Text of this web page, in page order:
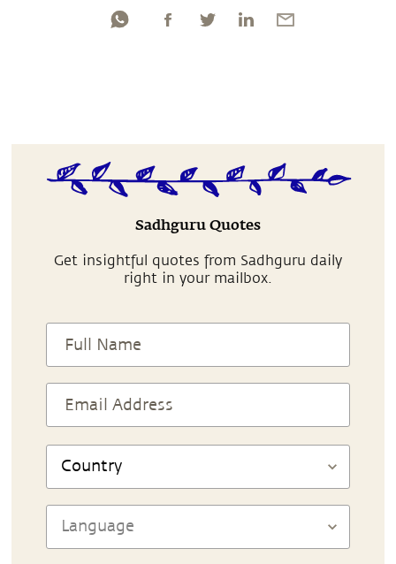
Sadhguru Quotes
Get insightful quotes from Sadhguru daily
right in your mailbox.